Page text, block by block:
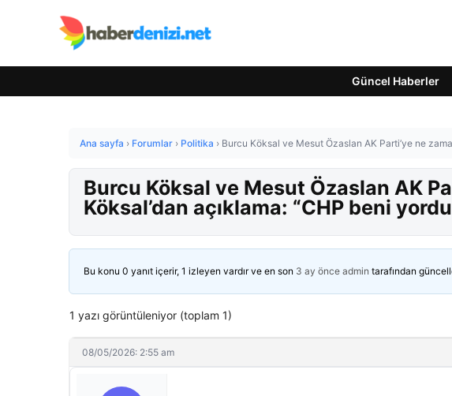
Güncel Haberler
Ana sayfa › Forumlar › Politika › Burcu Köksal ve Mesut Özaslan AK Parti’ye ne
Burcu Köksal ve Mesut Özaslan AK
Köksal’dan açıklama: “CHP beni
Bu konu 0 yanıt içerir, 1 izleyen vardır ve en son 3 ay önce admin tarafından
1 yazı görüntüleniyor (toplam 1)
08/05/2026: 2:55 am